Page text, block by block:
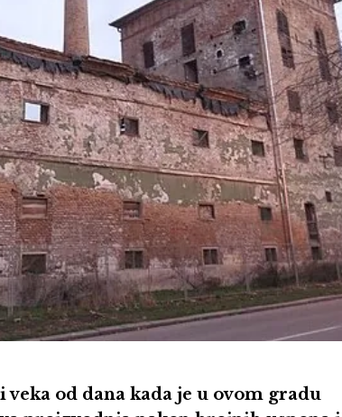
od dana kada je u ovom gradu